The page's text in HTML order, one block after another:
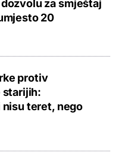
za smještaj
20
protiv
starijih:
teret, nego